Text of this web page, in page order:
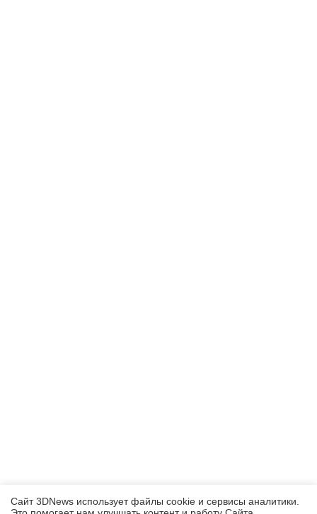
Сайт 3DNews использует файлы cookie и сервисы аналитики.